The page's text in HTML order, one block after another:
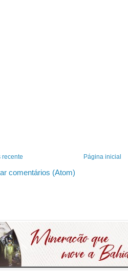
recente Página inicial
comentários (Atom)